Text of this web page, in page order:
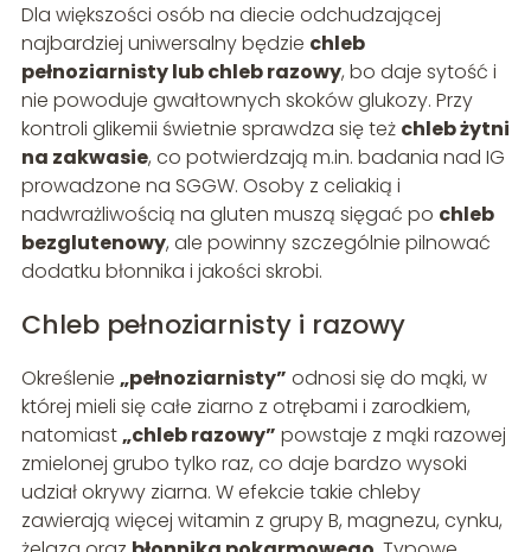
Dla większości osób na diecie odchudzającej
najbardziej uniwersalny będzie chleb
pełnoziarnisty lub chleb razowy, bo daje sytość i
nie powoduje gwałtownych skoków glukozy. Przy
kontroli glikemii świetnie sprawdza się też chleb żytni
na zakwasie, co potwierdzają m.in. badania nad IG
prowadzone na SGGW. Osoby z celiakią i
nadwrażliwością na gluten muszą sięgać po chleb
bezglutenowy, ale powinny szczególnie pilnować
dodatku błonnika i jakości skrobi.
Chleb pełnoziarnisty i razowy
Określenie „pełnoziarnisty” odnosi się do mąki, w
której mieli się całe ziarno z otrębami i zarodkiem,
natomiast„chleb razowy” powstaje z mąki razowej
zmielonej grubo tylko raz, co daje bardzo wysoki
udział okrywy ziarna. W efekcie takie chleby
zawierają więcej witamin z grupy B, magnezu, cynku,